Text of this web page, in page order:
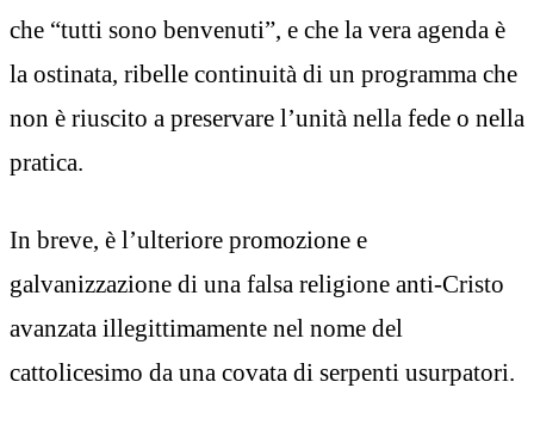
che “tutti sono benvenuti”, e che la vera agenda è
la ostinata, ribelle continuità di un programma che
non è riuscito a preservare l’unità nella fede o nella
pratica.
In breve, è l’ulteriore promozione e
galvanizzazione di una falsa religione anti-Cristo
avanzata illegittimamente nel nome del
cattolicesimo da una covata di serpenti usurpatori.